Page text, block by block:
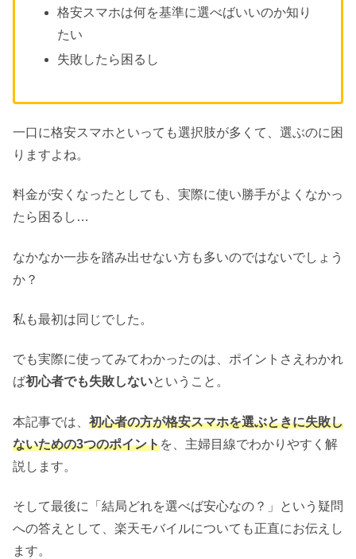
格安スマホは何を基準に選べばいいのか知り
たい
失敗したら困るし
一口に格安スマホといっても選択肢が多くて、選ぶのに困
りますよね。
料金が安くなったとしても、実際に使い勝手がよくなかっ
たら困るし…
なかなか一歩を踏み出せない方も多いのではないでしょう
か？
私も最初は同じでした。
でも実際に使ってみてわかったのは、ポイントさえわかれ
ば初心者でも失敗しないということ。
本記事では、 初心者の方が格安スマホを選ぶときに失敗し
ないための3つのポイントを、主婦目線でわかりやすく解
説します。
そして最後に「結局どれを選べば安心なの？」という疑問
への答えとして、楽天モバイルについても正直にお伝えし
ます。